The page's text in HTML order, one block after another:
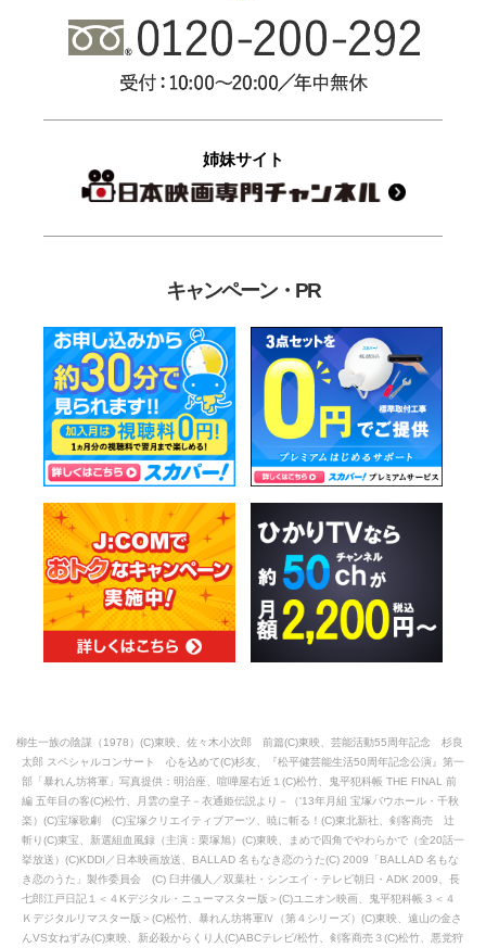
姉妹サイト
キャンペーン・PR
柳生一族の陰謀（1978）(C)東映、佐々木小次郎 前篇(C)東映、芸能活動55周年記念 杉良
太郎 スペシャルコンサート 心を込めて(C)杉友、『松平健芸能生活50周年記念公演』第一
部「暴れん坊将軍」写真提供：明治座、喧嘩屋右近１(C)松竹、鬼平犯科帳 THE FINAL 前
編 五年目の客(C)松竹、月雲の皇子－衣通姫伝説より－（'13年月組 宝塚バウホール・千秋
楽）(C)宝塚歌劇 (C)宝塚クリエイティブアーツ、暁に斬る！(C)東北新社、剣客商売 辻
斬り(C)東宝、新選組血風録（主演：栗塚旭）(C)東映、まめで四角でやわらかで（全20話一
挙放送）(C)KDDI／日本映画放送、BALLAD 名もなき恋のうた(C) 2009「BALLAD 名もな
き恋のうた」製作委員会 (C) 臼井儀人／双葉社・シンエイ・テレビ朝日・ADK 2009、長
七郎江戸日記１＜４Kデジタル・ニューマスター版＞(C)ユニオン映画、鬼平犯科帳３＜４
Ｋデジタルリマスター版＞(C)松竹、暴れん坊将軍Ⅳ（第４シリーズ）(C)東映、遠山の金さ
んVS女ねずみ(C)東映、新必殺からくり人(C)ABCテレビ/松竹、剣客商売３(C)松竹、悪党狩